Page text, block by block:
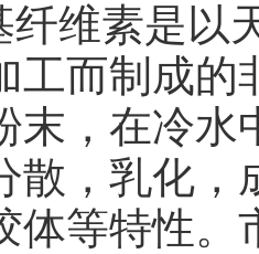
纤维素是以
工而制成的
末，在冷
散，乳化，
体等特性。